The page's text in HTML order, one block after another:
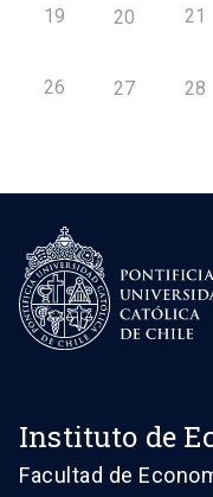
19 20 21
26 27 28
Instituto de
Facultad de